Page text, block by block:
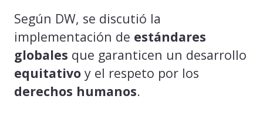
Según DW, se discutió la
implementación de estándares
globales que garanticen un desarrollo
equitativo y el respeto por los
derechos humanos.